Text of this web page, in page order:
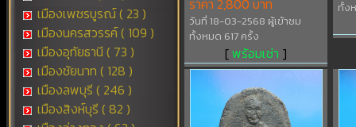
เมืองเพชรบูรณ์ ( 23 )
เมืองนครสวรรค์ ( 109 )
เมืองอุทัยธานี ( 73 )
เมืองชัยนาท ( 128 )
เมืองลพบุรี ( 246 )
เมืองสิงห์บุรี ( 82 )
ราคา 2,800 บาท
วันที่ 18-03-2568 ผู้เข้าชม
ทั้งหมด 617 ครั้ง
[พร้อมเช่า ]
ทั้ง